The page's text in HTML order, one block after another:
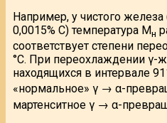
Например, у чистого
0,0015% С) температура Мн
соответствует степени
°С. При переохлаждении γ-
находящихся в интервале
«нормальное» γ → α-
мартенситное γ → α-